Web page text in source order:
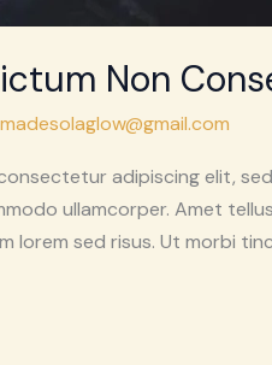
Non
madesolaglow@gmail.com
adipiscing elit,
ullamcorper. Amet
lorem sed risus. Ut morbi